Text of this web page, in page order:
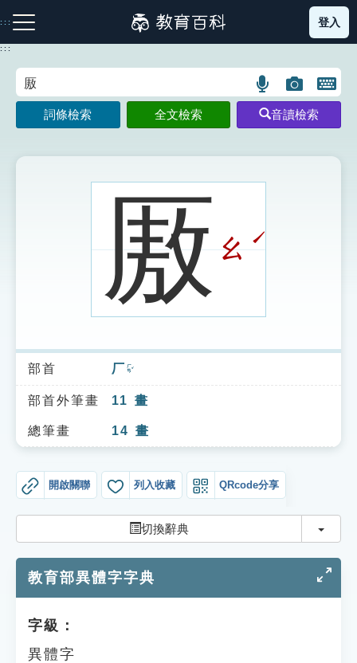
到
主
:::
注音索引圖示 筆畫索引圖示 部首索引表圖示
索引選單
知識索引
單字索引
貓頭鷹博士
登入
:::
語
言
搜
示
圖
片
搜
開
鍵
圖
詞條檢索 全文檢索 音讀檢索
厫ㄠ ˊ
部首 厂 ㄏㄢˇ
部首外筆畫 11 畫
總筆畫 14 畫
開啟關聯 列入收藏 QRcode分享
切換辭典 切換
教育部異體字字典
字級：
異體字